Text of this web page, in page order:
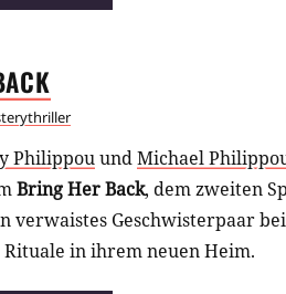
PhilippouundMichael
Bring Her Back, dem zweiten
verwaistes Geschwisterpaar
in ihrem neuen Heim.